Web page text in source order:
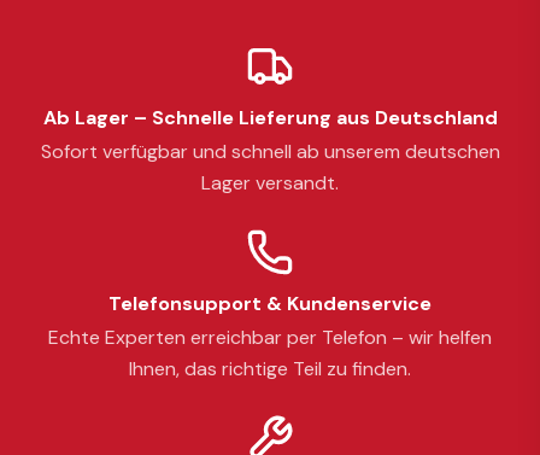
Ab Lager – Schnelle Lieferung aus Deutschland
Sofort verfügbar und schnell ab unserem deutschen
Lager versandt.
Telefonsupport & Kundenservice
Echte Experten erreichbar per Telefon – wir helfen
Ihnen, das richtige Teil zu finden.